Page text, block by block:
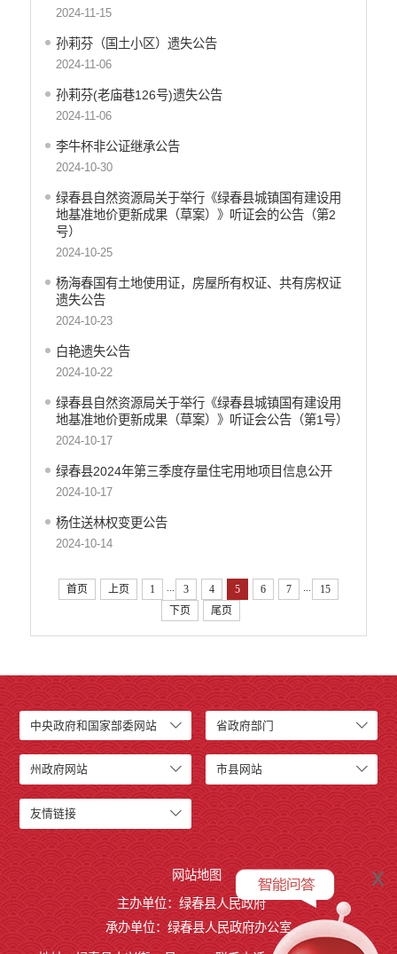
食品药品监督
产品质量
公共文化服务
义务教育
统计信息
2024-11-15
孙莉芬（国土小区）遗失公告
2024-11-06
孙莉芬(老庙巷126号)遗失公告
2024-11-06
李牛杯非公证继承公告
2024-10-30
绿春县自然资源局关于举行《绿春县城镇国有建设用
地基准地价更新成果（草案）》听证会的公告（第2
号）
2024-10-25
杨海春国有土地使用证，房屋所有权证、共有房权证
遗失公告
2024-10-23
白艳遗失公告
2024-10-22
绿春县自然资源局关于举行《绿春县城镇国有建设用
地基准地价更新成果（草案）》听证会公告（第1号）
2024-10-17
绿春县2024年第三季度存量住宅用地项目信息公开
2024-10-17
杨住送林权变更公告
2024-10-14
首页 上页 1 ... 3 4 5 6 7 ...
15
下页
尾页
中央政府和国家部委网站 省政府部门
州政府网站 市县网站
友情链接
x
网站地图
主办单位：绿春县人民政府
承办单位：绿春县人民政府办公室